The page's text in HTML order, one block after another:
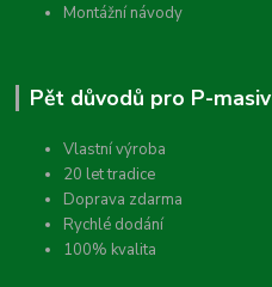
Montážní návody
Pět důvodů pro P-masiv
Vlastní výroba
20 let tradice
Doprava zdarma
Rychlé dodání
100% kvalita